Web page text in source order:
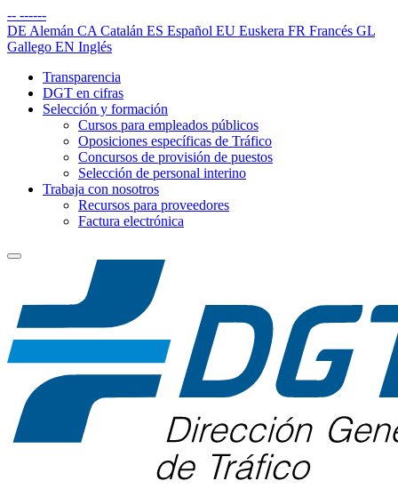
-- ------
DE Alemán CA Catalán ES Español EU Euskera FR Francés GL
Gallego EN Inglés
Transparencia
DGT en cifras
Selección y formación
Cursos para empleados públicos
Oposiciones específicas de Tráfico
Concursos de provisión de puestos
Selección de personal interino
Trabaja con nosotros
Recursos para proveedores
Factura electrónica